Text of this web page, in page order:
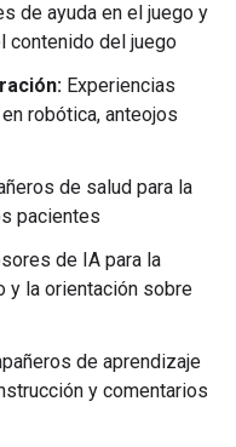
de ayuda en el juego y
contenido del juego
Experiencias
robótica, anteojos
de salud para la
pacientes
de IA para la
y la orientación sobre
de aprendizaje
y comentarios